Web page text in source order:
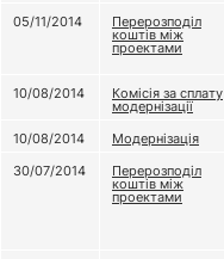
05/11/2014
Перерозподіл
коштів між
проектами
10/08/2014
Комісія за сплату
модернізації
10/08/2014 Модернізація
30/07/2014
Перерозподіл
коштів між
проектами